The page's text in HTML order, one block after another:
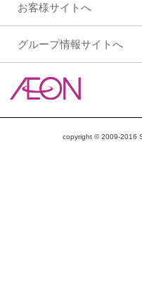
お客様サイトへ
グループ情報サイトへ
copyright © 2009-2016